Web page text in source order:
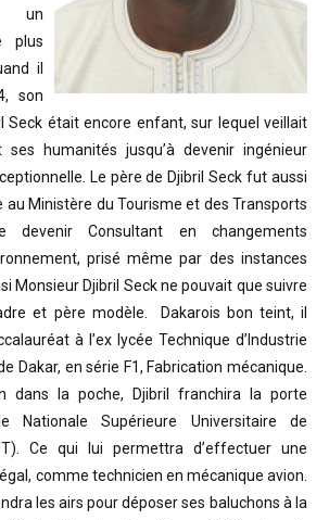
un
plus
il
son
Seck était encore enfant, sur lequel veillait
humanités jusqu’à devenir ingénieur
Le père de Djibril Seck fut aussi
au Ministère du Tourisme et des Transports
devenir Consultant en changements
prisé même par des instances
Monsieur Djibril Seck ne pouvait que suivre
et père modèle. Dakarois bon teint, il
à l’ex lycée Technique d’Industrie
Dakar, en série F1, Fabrication mécanique.
dans la poche, Djibril franchira la porte
Nationale Supérieure Universitaire de
Ce qui lui permettra d’effectuer une
comme technicien en mécanique avion.
les airs pour déposer ses baluchons à la